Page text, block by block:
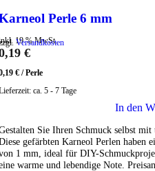
Perle 6 mm
19 % MwSt.
Versandkosten
€
€ /Perle
ca. 5 - 7 Tage
In den
Sie Ihren Schmuck selbst mit
gefärbten Karneol Perlen haben
1 mm, ideal für DIY-
warme und lebendige Note.